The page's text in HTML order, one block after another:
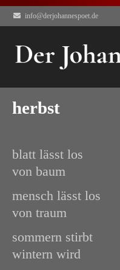
info@derjohannespoet.de
herbst
blatt lässt los
von baum
mensch lässt los
von traum
sommern stirbt
wintern wird